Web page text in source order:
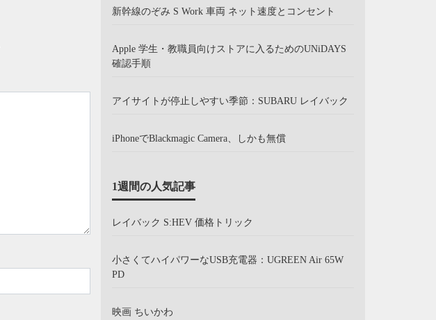
新幹線のぞみ S Work 車両 ネット速度とコンセント
Apple 学生・教職員向けストアに入るためのUNiDAYS
確認手順
アイサイトが停止しやすい季節：SUBARU レイバック
iPhoneでBlackmagic Camera、しかも無償
1週間の人気記事
レイバック S:HEV 価格トリック
小さくてハイパワーなUSB充電器：UGREEN Air 65W
PD
映画 ちいかわ